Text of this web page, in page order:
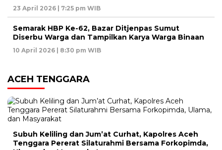
23 April 2026 | 7:25 pm WIB
Semarak HBP Ke-62, Bazar Ditjenpas Sumut
Diserbu Warga dan Tampilkan Karya Warga Binaan
10 April 2026 | 8:30 pm WIB
ACEH TENGGARA
Subuh Keliling dan Jum’at Curhat, Kapolres Aceh
Tenggara Pererat Silaturahmi Bersama Forkopimda,